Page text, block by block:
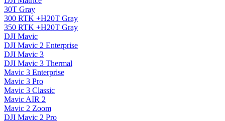
30T Gray
300 RTK +H20T Gray
350 RTK +H20T Gray
DJI Mavic
DJI Mavic 2 Enterprise
DJI Mavic 3
DJI Mavic 3 Thermal
Mavic 3 Enterprise
Mavic 3 Pro
Mavic 3 Сlassic
Mavic AIR 2
Mavic 2 Zoom
DJI Mavic 2 Pro